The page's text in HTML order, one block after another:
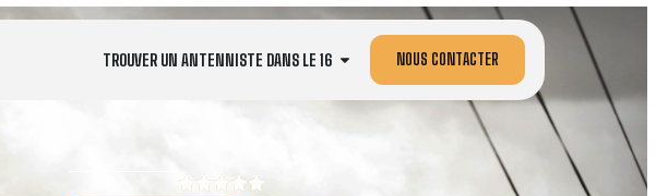
TROUVER UN ANTENNISTE DANS LE 16 NOUS CONTACTER